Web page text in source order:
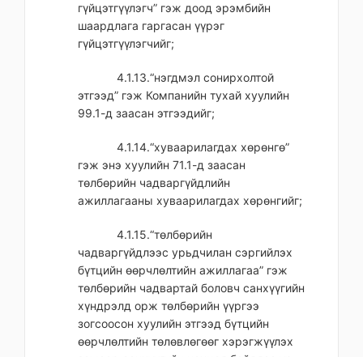
гүйцэтгүүлэгч” гэж доод эрэмбийн
шаардлага гаргасан үүрэг
гүйцэтгүүлэгчийг;
4.1.13.“нэгдмэл сонирхолтой
этгээд” гэж Компанийн тухай хуулийн
99.1-д заасан этгээдийг;
4.1.14.“хуваарилагдах хөрөнгө”
гэж энэ хуулийн 71.1-д заасан
төлбөрийн чадваргүйдлийн
ажиллагааны хуваарилагдах хөрөнгийг;
4.1.15.“төлбөрийн
чадваргүйдлээс урьдчилан сэргийлэх
бүтцийн өөрчлөлтийн ажиллагаа” гэж
төлбөрийн чадвартай боловч санхүүгийн
хүндрэлд орж төлбөрийн үүргээ
зогсоосон хуулийн этгээд бүтцийн
өөрчлөлтийн төлөвлөгөөг хэрэгжүүлэх